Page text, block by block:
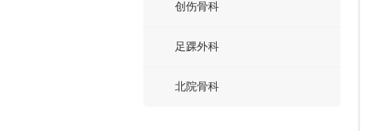
创伤骨科
足踝外科
北院骨科